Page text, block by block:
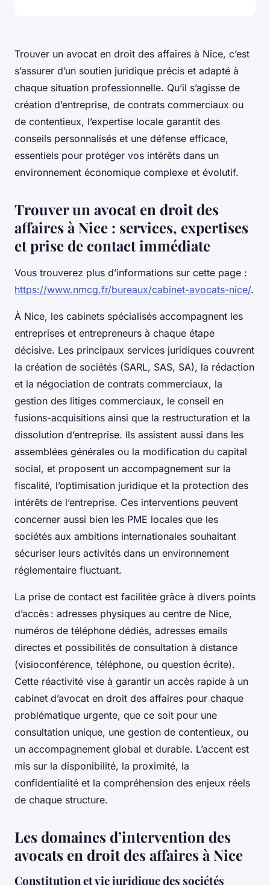
Trouver un avocat en droit des affaires à Nice, c’est
s’assurer d’un soutien juridique précis et adapté à
chaque situation professionnelle. Qu’il s’agisse de
création d’entreprise, de contrats commerciaux ou
de contentieux, l’expertise locale garantit des
conseils personnalisés et une défense efficace,
essentiels pour protéger vos intérêts dans un
environnement économique complexe et évolutif.
Trouver un avocat en droit des
affaires à Nice : services, expertises
et prise de contact immédiate
Vous trouverez plus d’informations sur cette page :
https://www.nmcg.fr/bureaux/cabinet-avocats-nice/.
À Nice, les cabinets spécialisés accompagnent les
entreprises et entrepreneurs à chaque étape
décisive. Les principaux services juridiques couvrent
la création de sociétés (SARL, SAS, SA), la rédaction
et la négociation de contrats commerciaux, la
gestion des litiges commerciaux, le conseil en
fusions-acquisitions ainsi que la restructuration et la
dissolution d’entreprise. Ils assistent aussi dans les
assemblées générales ou la modification du capital
social, et proposent un accompagnement sur la
fiscalité, l’optimisation juridique et la protection des
intérêts de l’entreprise. Ces interventions peuvent
concerner aussi bien les PME locales que les
sociétés aux ambitions internationales souhaitant
sécuriser leurs activités dans un environnement
réglementaire fluctuant.
La prise de contact est facilitée grâce à divers points
d’accès : adresses physiques au centre de Nice,
numéros de téléphone dédiés, adresses emails
directes et possibilités de consultation à distance
(visioconférence, téléphone, ou question écrite).
Cette réactivité vise à garantir un accès rapide à un
cabinet d’avocat en droit des affaires pour chaque
problématique urgente, que ce soit pour une
consultation unique, une gestion de contentieux, ou
un accompagnement global et durable. L’accent est
mis sur la disponibilité, la proximité, la
confidentialité et la compréhension des enjeux réels
de chaque structure.
Les domaines d’intervention des
avocats en droit des affaires à Nice
Constitution et vie juridique des sociétés